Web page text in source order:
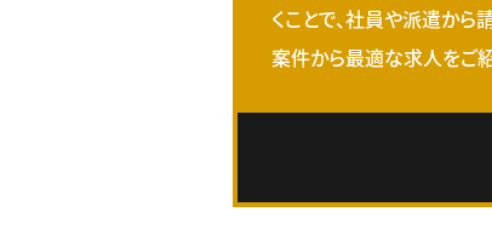
くことで、社員や派遣か
案件から最適な求人をご